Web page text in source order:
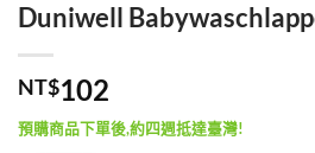
Duniwell
NT$102
預購商品下單後,約四週抵達臺灣!